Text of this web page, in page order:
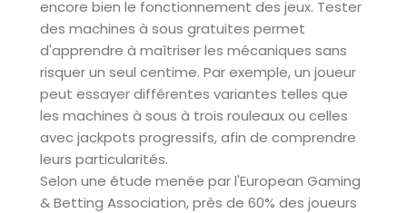
encore bien le fonctionnement des jeux. Tester
des machines à sous gratuites permet
d'apprendre à maîtriser les mécaniques sans
risquer un seul centime. Par exemple, un joueur
peut essayer différentes variantes telles que
les machines à sous à trois rouleaux ou celles
avec jackpots progressifs, afin de comprendre
leurs particularités.
Selon une étude menée par l'European Gaming
& Betting Association, près de 60% des joueurs